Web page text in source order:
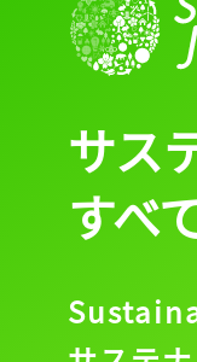
サス
すべ